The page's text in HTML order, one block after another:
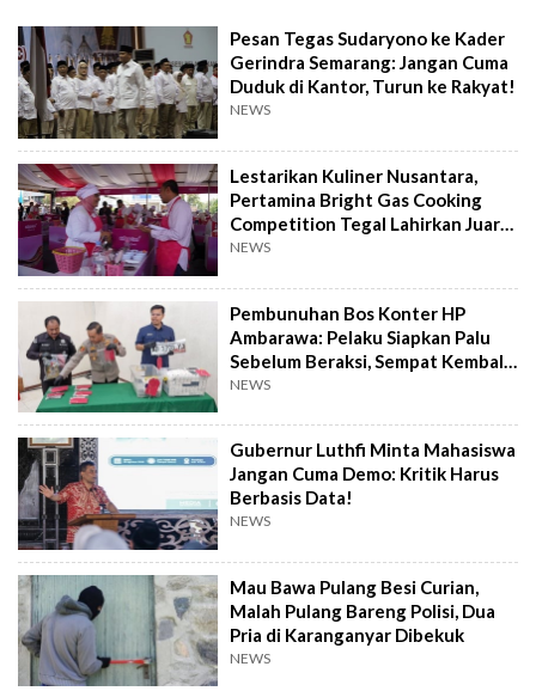
Pesan Tegas Sudaryono ke Kader
Gerindra Semarang: Jangan Cuma
Duduk di Kantor, Turun ke Rakyat!
NEWS
Lestarikan Kuliner Nusantara,
Pertamina Bright Gas Cooking
Competition Tegal Lahirkan Juara
Baru
NEWS
Pembunuhan Bos Konter HP
Ambarawa: Pelaku Siapkan Palu
Sebelum Beraksi, Sempat Kembali
Datangi TKP
NEWS
Gubernur Luthfi Minta Mahasiswa
Jangan Cuma Demo: Kritik Harus
Berbasis Data!
NEWS
Mau Bawa Pulang Besi Curian,
Malah Pulang Bareng Polisi, Dua
Pria di Karanganyar Dibekuk
NEWS